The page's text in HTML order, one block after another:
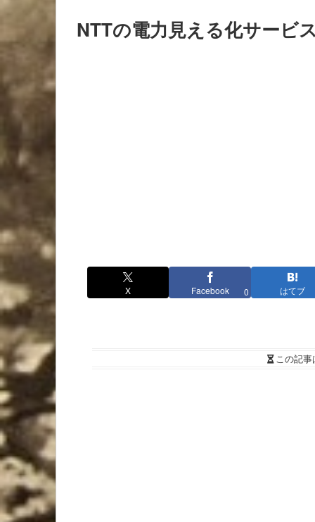
NTTの電力見える化サービ
X Facebook 0 はてブ
この記事